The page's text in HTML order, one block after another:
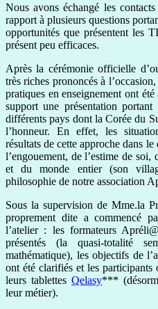
Nous avons échangé les
rapport à plusieurs questions
opportunités que présentent les
présent peu efficaces.
Après la cérémonie officielle
très riches prononcés à
pratiques en enseignement ont
support une présentation
différents pays dont la Corée du
l’honneur. En effet, les
résultats de cette approche dans
l’engouement, de l’estime de soi,
et du monde entier (son
philosophie de notre association
Sous la supervision de Mme.la
proprement dite a commencé
l’atelier : les formateurs
présentés (la quasi-totalité
mathématique), les objectifs de
ont été clarifiés et les
leurs tablettesQelasy***
leur métier).